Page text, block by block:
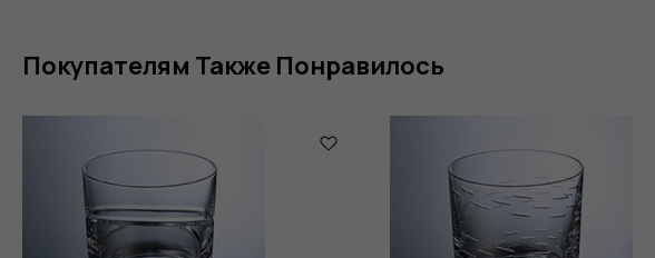
Покупателям Также Понравилось